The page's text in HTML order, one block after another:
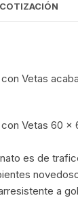
Vetas
Vetas 60 x
es de
a